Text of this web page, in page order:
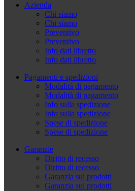
Azienda
Chi siamo
Chi siamo
Preventivo
Preventivo
Info dati libretto
Info dati libretto
Pagamenti e spedizioni
Modalità di pagamento
Modalità di pagamento
Info sulla spedizione
Info sulla spedizione
Spese di spedizione
Spese di spedizione
Garanzie
Diritto di recesso
Diritto di recesso
Garanzia sui prodotti
Garanzia sui prodotti